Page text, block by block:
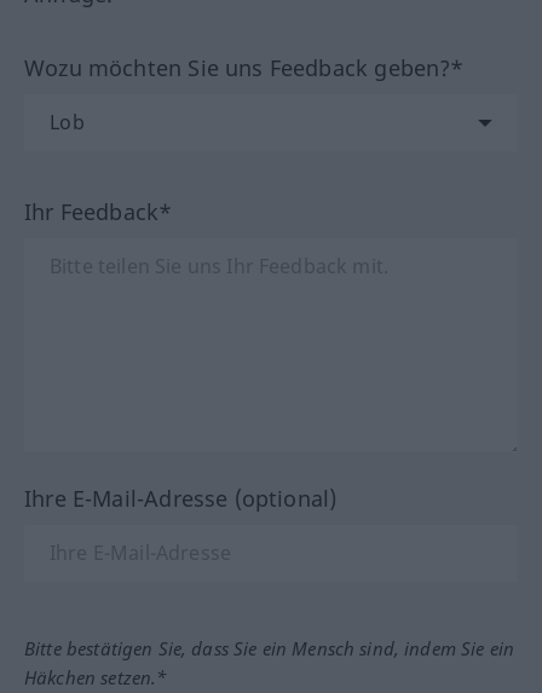
Wozu möchten Sie uns Feedback geben?*
Ihr Feedback*
Ihre E-Mail-Adresse (optional)
Bitte bestätigen Sie, dass Sie ein Mensch sind, indem Sie ein
Häkchen setzen.*